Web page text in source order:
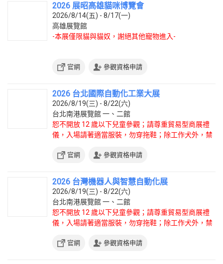
2026 展昭高雄貓咪博覽會
2026/8/14(五) - 8/17(一)
高雄展覽館
-本展僅限貓與貓奴，謝絕其他寵物進入-
官網 參觀資格申請
2026 台北國際自動化工業大展
2026/8/19(三) - 8/22(六)
台北南港展覽館 一、二館
恕不開放 12 歲以下兒童參觀；請尊重貿易型商展禮
儀，入場請著適當服裝，勿穿拖鞋；除工作犬外，禁
官網 參觀資格申請
2026 台灣機器人與智慧自動化展
2026/8/19(三) - 8/22(六)
台北南港展覽館 一、二館
恕不開放 12 歲以下兒童參觀；請尊重貿易型商展禮
儀，入場請著適當服裝，勿穿拖鞋；除工作犬外，禁
官網 參觀資格申請